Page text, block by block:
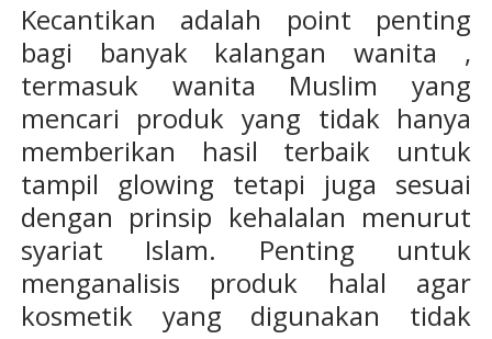
Kecantikan adalah point penting
bagi banyak kalangan wanita ,
termasuk wanita Muslim yang
mencari produk yang tidak hanya
memberikan hasil terbaik untuk
tampil glowing tetapi juga sesuai
dengan prinsip kehalalan menurut
syariat Islam. Penting untuk
menganalisis produk halal agar
kosmetik yang digunakan tidak